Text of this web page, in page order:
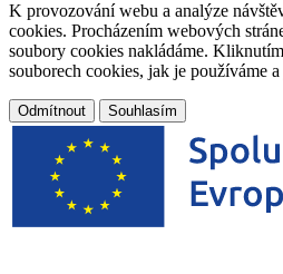
K provozování webu a analýze
cookies. Procházením webových
soubory cookies nakládáme.
souborech cookies, jak je používáme
Odmítnout Souhlasím